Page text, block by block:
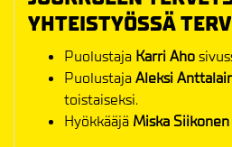
YHTEISTYÖSSÄ
Puolustaja Karri Aho
PuolustajaAleksi
toistaiseksi.
Hyökkääjä Miska Siikonen